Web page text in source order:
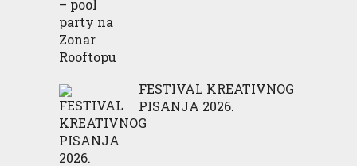
FESTIVAL KREATIVNOG
PISANJA 2026.